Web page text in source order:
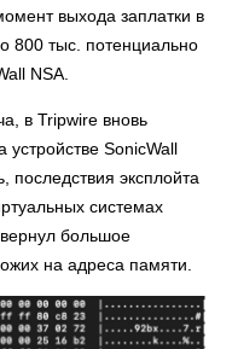
выхода заплатки в
800 тыс. потенциально
NSA.
в Tripwire вновь
SonicWall
последствия эксплойта
системах
большое
на адреса памяти.